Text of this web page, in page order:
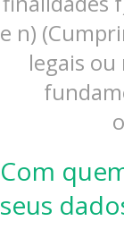
e n)
legais
Com
seus